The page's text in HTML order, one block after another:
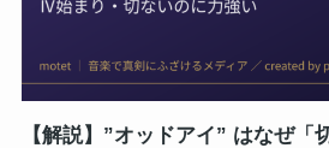
【解説】”オッドアイ” はなぜ「